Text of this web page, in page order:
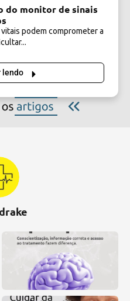
do monitor de sinais
podem comprometer a
lendo